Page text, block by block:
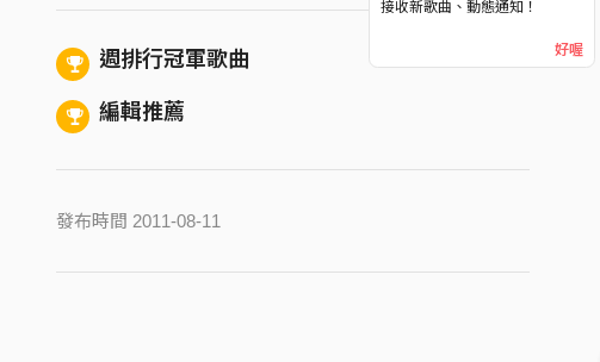
接收新歌曲、動態通知！
好喔
週排行冠軍歌曲
編輯推薦
發布時間 2011-08-11